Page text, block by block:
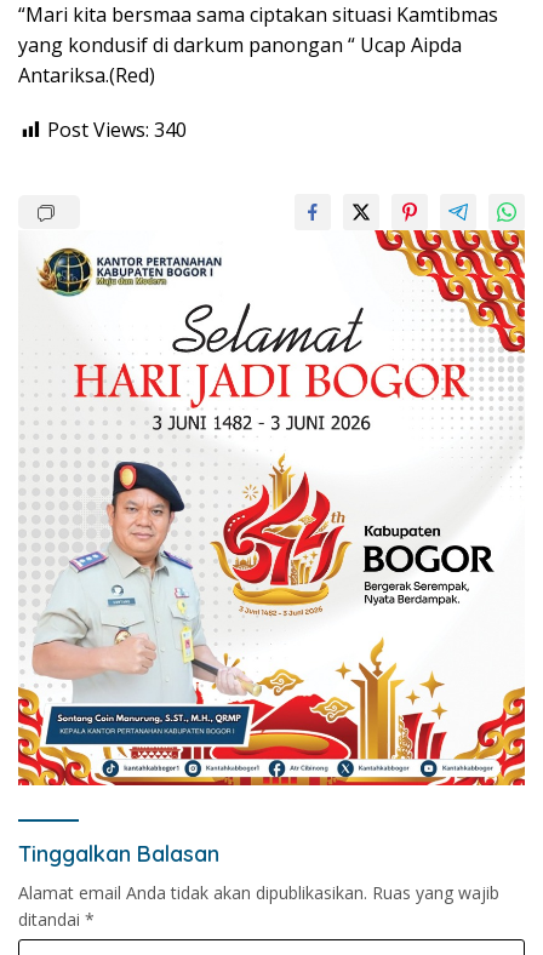
“Mari kita bersmaa sama ciptakan situasi Kamtibmas
yang kondusif di darkum panongan “ Ucap Aipda
Antariksa.(Red)
Post Views: 340
Tinggalkan Balasan
Alamat email Anda tidak akan dipublikasikan. Ruas yang wajib
ditandai *